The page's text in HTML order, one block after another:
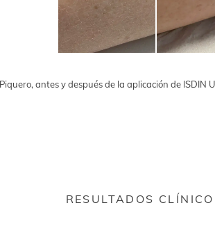
antes y después de la aplicación de
RESULTADOS